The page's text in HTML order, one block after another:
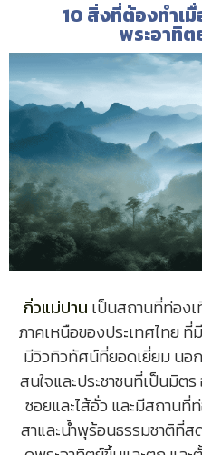
10 สิ่งที่ต้องทำเ
พระอาทิ
กิ่วแม่ปาน เป็นสถานที่ท่องเ
ภาคเหนือของประเทศไทย ที่
มีวิวทิวทัศน์ที่ยอดเยี่ยม นอ
สนใจและประชาชนที่เป็นมิต
ซอยและไส้อั่ว และมีสถานที่
สาและน้ำพุร้อนธรรมชาติที่